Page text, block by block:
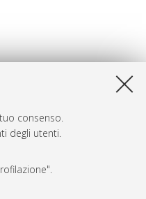
consenso.
degli utenti.